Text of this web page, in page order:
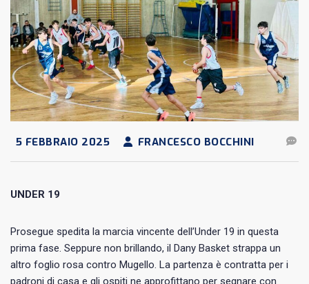
5 FEBBRAIO 2025 FRANCESCO BOCCHINI
UNDER 19
Prosegue spedita la marcia vincente dell’Under 19 in questa
prima fase. Seppure non brillando, il Dany Basket strappa un
altro foglio rosa contro Mugello. La partenza è contratta per i
padroni di casa e gli ospiti ne approfittano per segnare con